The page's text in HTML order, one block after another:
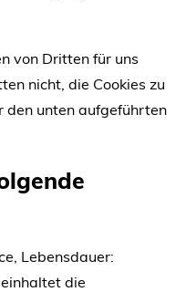
von Dritten für uns
nicht, die Cookies zu
den unten aufgeführten
Lebensdauer:
die